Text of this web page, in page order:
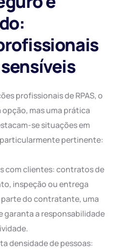
profissionais de RPAS, o
mas uma prática
se situações em
pertinente:
com clientes: contratos de
inspeção ou entrega
do contratante, uma
garanta a responsabilidade
densidade de pessoas: